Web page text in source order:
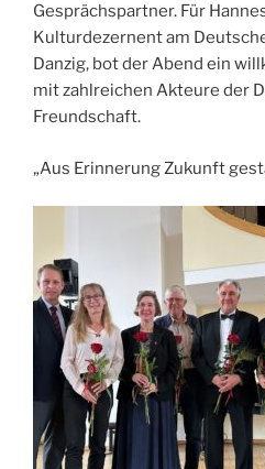
Gesprächspartner. Für
Kulturdezernent am
Danzig, bot der Abend ein
mit zahlreichen Akteure der
Freundschaft.
„Aus Erinnerung Zukunft